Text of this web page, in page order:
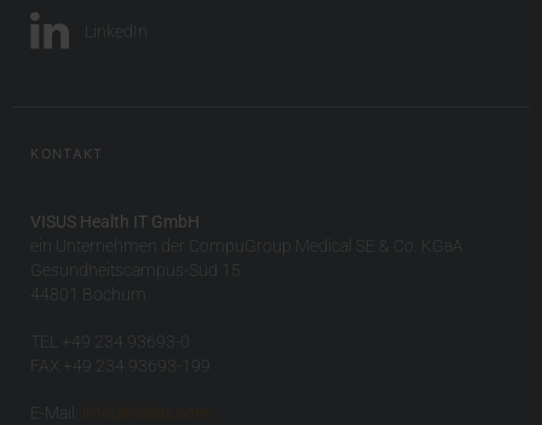
LinkedIn
KONTAKT
VISUS Health IT GmbH
ein Unternehmen der CompuGroup Medical SE & Co. KGaA
Gesundheitscampus-Süd 15
44801 Bochum
TEL +49 234 93693-0
FAX +49 234 93693-199
E-Mail:
info(at)visus.com